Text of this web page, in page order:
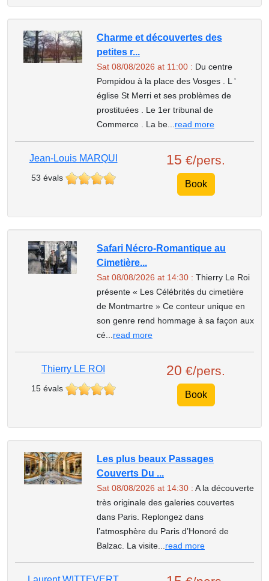
Charme et découvertes des
petites r...
Sat 08/08/2026 at 11:00 : Du centre
Pompidou à la place des Vosges . L '
église St Merri et ses problèmes de
prostituées . Le 1er tribunal de
Commerce . La be... read more
Jean-Louis MARQUI
53 évals
15 €/pers.
Book
Safari Nécro-Romantique au
Cimetière...
Sat 08/08/2026 at 14:30 : Thierry Le Roi
présente « Les Célébrités du cimetière
de Montmartre » Ce conteur unique en
son genre rend hommage à sa façon aux
cé... read more
Thierry LE ROI
15 évals
20 €/pers.
Book
Les plus beaux Passages
Couverts Du ...
Sat 08/08/2026 at 14:30 : A la découverte
très originale des galeries couvertes
dans Paris. Replongez dans
l’atmosphère du Paris d’Honoré de
Balzac. La visite... read more